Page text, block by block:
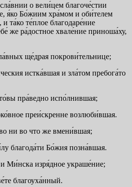
о вели́цем благоче́стии
я́ко Бо́жиим хра́мом и оби́телем
та́ко те́плое благодаре́ние
же ра́достное хвале́ние приноша́ху,
ще́драя покрови́тельнице;
истка́вшая и зла́том пребога́то
пра́ведно испо́лнившая;
преи́скренне возлюби́вшая.
ни во что же вмени́вшая;
благода́ти Бо́жия позна́вшая.
Ми́нска изря́дное украше́ние;
благоуха́нный.